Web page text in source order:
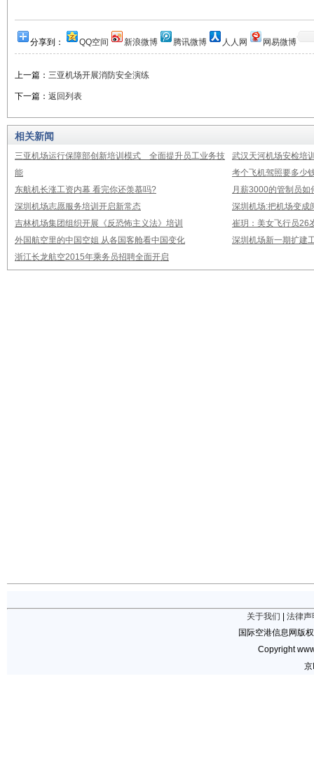
分享到： QQ空间 新浪微博 腾讯微博 人人网 网易微博
上一篇： 三亚机场开展消防安全演练
下一篇： 返回列表
相关新闻
三亚机场运行保障部创新培训模式 全面提升员工业务技
能
武汉天河机场安检培
考个飞机驾照要多少
东航机长涨工资内幕 看完你还羡慕吗?
月薪3000的管制员
深圳机场志愿服务培训开启新常态
深圳机场:把机场变成
吉林机场集团组织开展《反恐怖主义法》培训
崔玥：美女飞行员26
外国航空里的中国空姐 从各国客舱看中国变化
深圳机场新一期扩建
浙江长龙航空2015年乘务员招聘全面开启
关于我们
法律声
国际空港信息网版
Copyright